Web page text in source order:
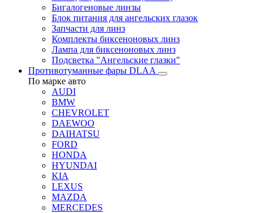
Бигалогеновые линзы
Блок питания для ангельских глазок
Запчасти для линз
Комплекты биксеноновых линз
Лампа для биксеноновых линз
Подсветка "Ангельские глазки"
Противотуманные фары DLAA
По марке авто
AUDI
BMW
CHEVROLET
DAEWOO
DAIHATSU
FORD
HONDA
HYUNDAI
KIA
LEXUS
MAZDA
MERCEDES